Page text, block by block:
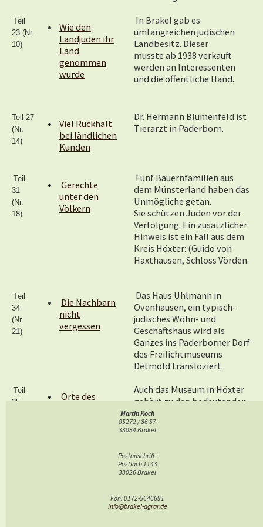
Teil
23 (Nr.
10)
Wie den
Landjuden ihr
Land
genommen
wurde
In Brakel gab es
umfangreichen jüdischen
Landbesitz. Dieser
musste ab 1938 verkauft
werden an Interessenten
und die öffentliche Hand.
Teil 27
(Nr.
14)
Viel Rückhalt
bei ländlichen
Kunden
Dr. Hermann Blumenfeld ist
Tierarzt in Paderborn.
Teil
31
(Nr.
18)
Gerechte
unter den
Völkern
Fünf Bauernfamilien aus
dem Münsterland haben das
Unmögliche getan.
Sie schützen Juden vor der
Verfolgung. Ein zusätzlicher
Hinweis ist ein Fall aus dem
Kreis Höxter: (Guido von
Haxthausen, Schloss Vörden.
Teil
34
(Nr.
21)
Die Nachbarn
nicht
vergessen
Das Haus Uhlmann in
Ovenhausen, ein typisch-
jüdisches Wohn- und
Geschäftshaus wird als
Ganzes ins Paderborner Dorf
des Freilichtmuseums
Detmold transloziert.
Teil
35
Orte des
Kennenlernens
Auch das Museum in Höxter
gehört zu den bedeutenden
Erinnerungsorten in
Westfalen: Das "Forum
Serie „Jüdisches Landleben“ in Westfalen. Heft 40
Oktober 2021 bis Heft 30 im Mai 2022. Ich habe die Beiträge
Martin Koch
05272 / 86 57
33034 Brakel
Postanschrift:
Postfach 1143
33026 Brakel
Fon: 0172-5646691
info@brakel-agrar.de